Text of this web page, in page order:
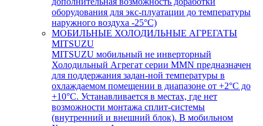
оборудования для экс-плуатации до температуры
наружного воздуха -25°С)
МОБИЛЬНЫЕ ХОЛОДИЛЬНЫЕ АГРЕГАТЫ
MITSUZU
MITSUZU мобильный не инверторный
Холодильный Агрегат серии MMN предназначен
для поддержания задан-ной температуры в
охлаждаемом помещении в диапазоне от +2°С до
+10°С. Устанавливается в местах, где нет
возможности монтажа сплит-системы
(внутренний и внешний блок). В мобильном